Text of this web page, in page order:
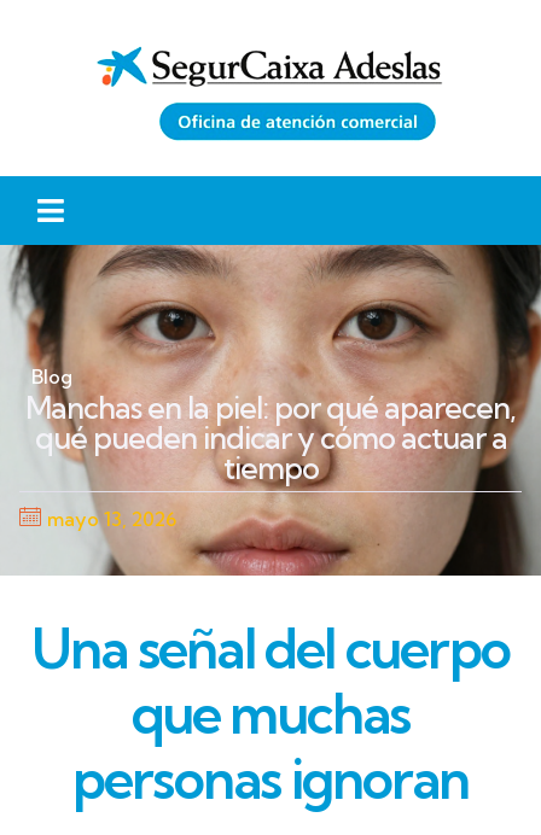
Blog
Manchas en la piel: por qué aparecen,
qué pueden indicar y cómo actuar a
tiempo
mayo 13, 2026
Una señal del cuerpo
que muchas
personas ignoran